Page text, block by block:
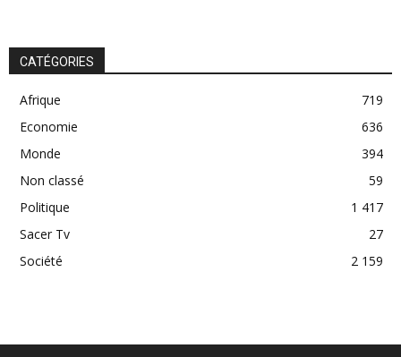
CATÉGORIES
Afrique
719
Economie
636
Monde
394
Non classé
59
Politique
1 417
Sacer Tv
27
Société
2 159